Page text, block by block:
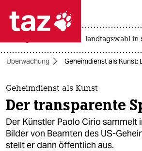
 taz zahl ich
taz zahl ich
themen
politik
öko
landtagswahl in
Überwachung Geheimdienst als Kunst:
Geheimdienst als Kunst
Der transparente
Der Künstler Paolo Cirio sammelt
Bilder von Beamten des US-
stellt er dann öffentlich aus.